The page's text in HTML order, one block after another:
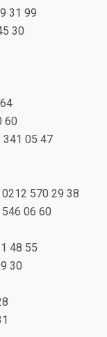
31 99
30
60
341 05 47
0212 570 29 38
546 06 60
48 55
30